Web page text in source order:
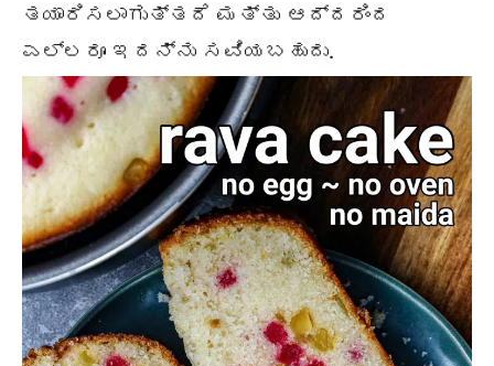
ತಯಾರಿಸಲಾಗುತ್ತದೆ ಮತ್ತು ಆದ್ದರಿಂದ
ಎಲ್ಲರೂ ಇದನ್ನು ಸವಿಯಬಹುದು.